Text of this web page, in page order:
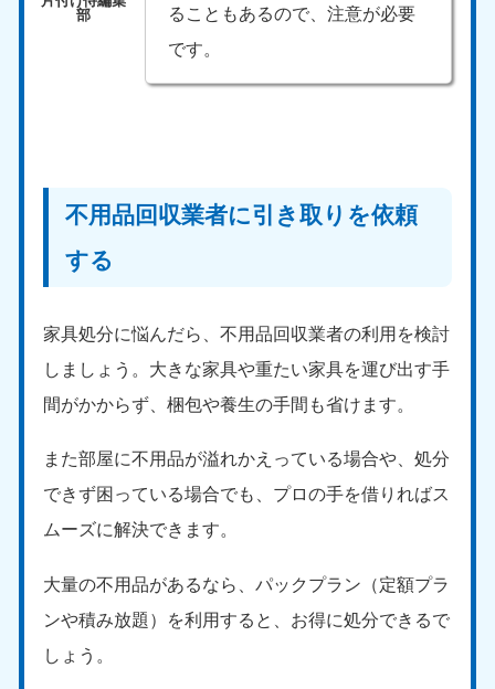
ることもあるので、注意が必要
です。
不用品回収業者に引き取りを依頼
する
家具処分に悩んだら、不用品回収業者の利用を検討
しましょう。大きな家具や重たい家具を運び出す手
間がかからず、梱包や養生の手間も省けます。
また部屋に不用品が溢れかえっている場合や、処分
できず困っている場合でも、プロの手を借りればス
ムーズに解決できます。
大量の不用品があるなら、パックプラン（定額プラ
ンや積み放題）を利用すると、お得に処分できるで
しょう。
北海道・東北
050-1881-5277 050-1881-5276
岩手県
9:00〜19:00 年中無休 9:00〜19:00 年中無休
山形県
050-1881-5273
宮城県